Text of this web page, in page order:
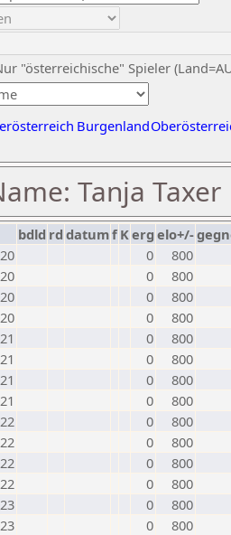
"österreichische" Spieler
Burgenland
Tanja Taxer
bdld rd datumf Kerg elo+/-
0
800
0
800
0
800
0
800
0
800
0
800
0
800
0
800
0
800
0
800
0
800
0
800
0
800
0
800